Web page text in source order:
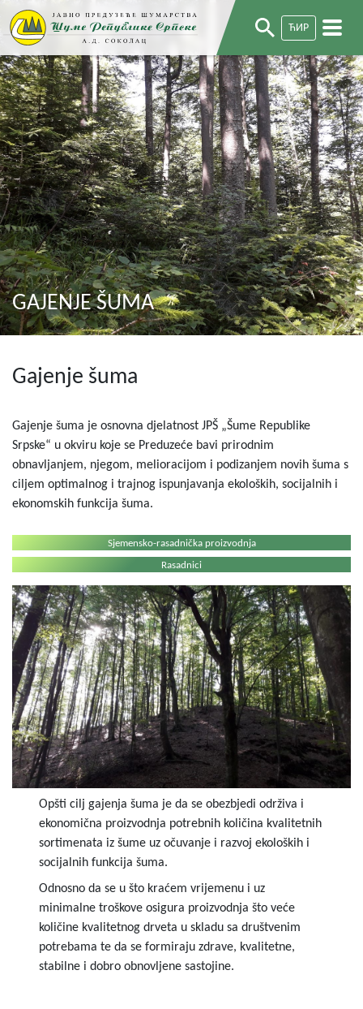
ЋИР
GAJENJE ŠUMA
Gajenje šuma
Gajenje šuma je osnovna djelatnost JPŠ „Šume Republike
Srpske“ u okviru koje se Preduzeće bavi prirodnim
obnavljanjem, njegom, melioracijom i podizanjem novih šuma s
ciljem optimalnog i trajnog ispunjavanja ekoloških, socijalnih i
ekonomskih funkcija šuma.
Sjemensko-rasadnička proizvodnja
Rasadnici
Opšti cilj gajenja šuma je da se obezbjedi održiva i
ekonomična proizvodnja potrebnih količina kvalitetnih
sortimenata iz šume uz očuvanje i razvoj ekoloških i
socijalnih funkcija šuma.
Odnosno da se u što kraćem vrijemenu i uz
minimalne troškove osigura proizvodnja što veće
količine kvalitetnog drveta u skladu sa društvenim
potrebama te da se formiraju zdrave, kvalitetne,
stabilne i dobro obnovljene sastojine.